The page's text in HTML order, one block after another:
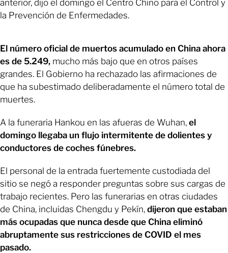
anterior, dijo el domingo el Centro Chino para el Control y
la Prevención de Enfermedades.
El número oficial de muertos acumulado en China ahora
es de 5.249, mucho más bajo que en otros países
grandes. El Gobierno ha rechazado las afirmaciones de
que ha subestimado deliberadamente el número total de
muertes.
A la funeraria Hankou en las afueras de Wuhan, el
domingo llegaba un flujo intermitente de dolientes y
conductores de coches fúnebres.
El personal de la entrada fuertemente custodiada del
sitio se negó a responder preguntas sobre sus cargas de
trabajo recientes. Pero las funerarias en otras ciudades
de China, incluidas Chengdu y Pekín, dijeron que estaban
más ocupadas que nunca desde que China eliminó
abruptamente sus restricciones de COVID el mes
pasado.